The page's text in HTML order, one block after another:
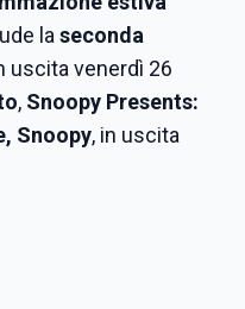
la seconda
uscita venerdì 26
, Snoopy Presents:
Snoopy, in uscita